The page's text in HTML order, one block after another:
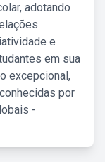
adotando
e
em sua
excepcional,
por
-